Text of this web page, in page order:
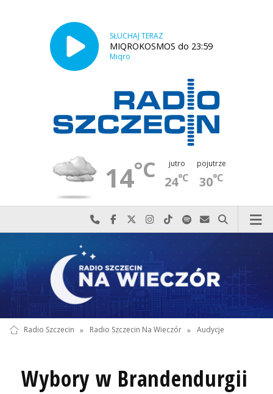
SŁUCHAJ TERAZ
MIQROKOSMOS do 23:59
Miqro
14°C jutro
24°C
pojutrze
30°C
Najlepiej po prostu do nas zadzwoń
Odwiedź nas na Facebook-u
Odwiedź nas na X
Odwiedź nas na Instagram-ie
Odwiedź nas na TikTok-u
Szukaj nas na Spotify
Wyślij do nas
Szukaj
Radio Szczecin » Radio Szczecin Na Wieczór » Audycje
Wybory w Brandendurgii